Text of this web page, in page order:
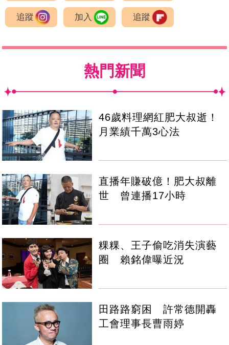
追蹤 加入 追蹤
熱門新聞
46歲料理網紅肥大叔逝！
月業績千萬3心法
直播年賺破億！肥大叔離
世 曾連播17小時
粿粿、王子偷吃消失演藝
圈 賴銘偉曝近況
田路路窮困 許常德開轟
工會理事長曹雨婷